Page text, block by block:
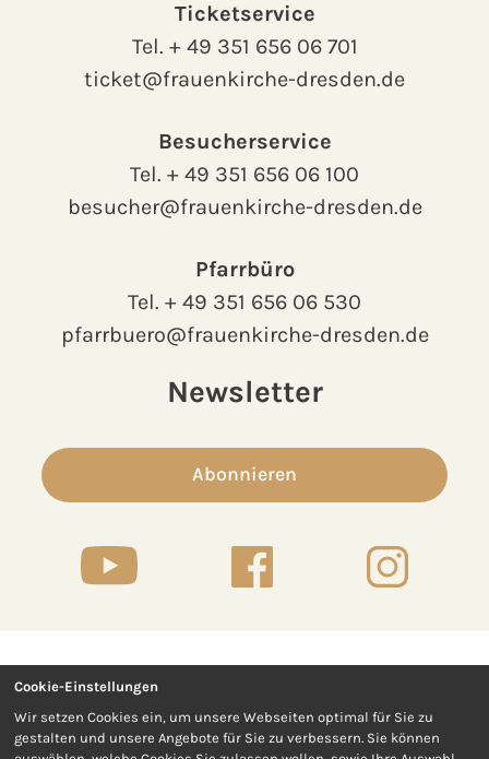
Ticketservice
Tel. + 49 351 656 06 701
ticket@frauenkirche-dresden.de
Besucherservice
Tel. + 49 351 656 06 100
besucher@frauenkirche-dresden.de
Pfarrbüro
Tel. + 49 351 656 06 530
pfarrbuero@frauenkirche-dresden.de
Newsletter
Abonnieren
Kontakt
Impressum Datenschutz
Cookie-Einstellungen
Wir setzen Cookies ein, um unsere Webseiten optimal für Sie zu
gestalten und unsere Angebote für Sie zu verbessern. Sie können